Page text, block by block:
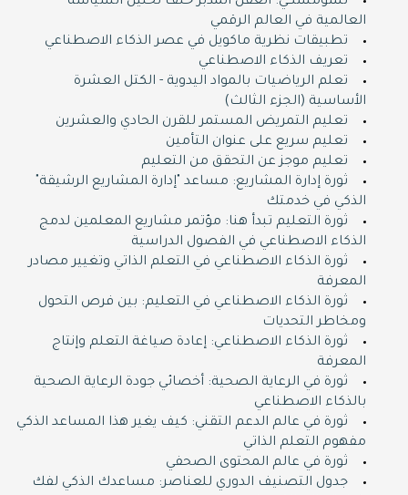
العالمية في العالم الرقمي
تطبيقات نظرية ماكويل في عصر الذكاء الاصطناعي
تعريف الذكاء الاصطناعي
تعلم الرياضيات بالمواد اليدوية - الكتل العشرة
الأساسية (الجزء الثالث)
تعليم التمريض المستمر للقرن الحادي والعشرين
تعليم سريع على عنوان التأمين
تعليم موجز عن التحقق من التعليم
ثورة إدارة المشاريع: مساعد "إدارة المشاريع الرشيقة"
الذكي في خدمتك
ثورة التعليم تبدأ هنا: مؤتمر مشاريع المعلمين لدمج
الذكاء الاصطناعي في الفصول الدراسية
ثورة الذكاء الاصطناعي في التعلم الذاتي وتغيير مصادر
المعرفة
ثورة الذكاء الاصطناعي في التعليم: بين فرص التحول
ومخاطر التحديات
ثورة الذكاء الاصطناعي: إعادة صياغة التعلم وإنتاج
المعرفة
ثورة في الرعاية الصحية: أخصائي جودة الرعاية الصحية
بالذكاء الاصطناعي
ثورة في عالم الدعم التقني: كيف يغير هذا المساعد الذكي
مفهوم التعلم الذاتي
ثورة في عالم المحتوى الصحفي
جدول التصنيف الدوري للعناصر: مساعدك الذكي لفك